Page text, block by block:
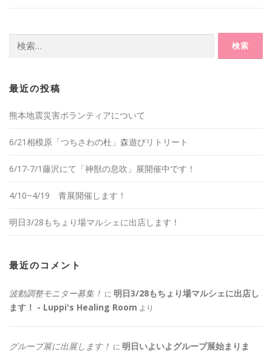
索:
最近の投稿
熊本地震災害ボランティアについて
6/21相模原「つちさわの杜」森遊びリトリート
6/17-7/1藤沢にて「神獣の息吹」展開催中です！
4/10~4/19 青展開催します！
明日3/28もちょり場マルシェに出店します！
最近のコメント
波動調整モニター募集！ に 明日3/28もちょり場マルシェに出店し
ます！ - Luppi's Healing Room より
グループ展に出展します！ に 明日いよいよグループ展始まりま